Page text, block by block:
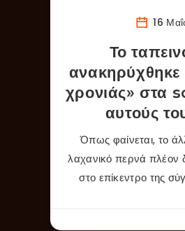
16
Το
ανακηρύχθηκε
χρονιάς» στα
αυτούς
Όπως φαίνεται, το
λαχανικό περνά πλέον
στο επίκεντρο της